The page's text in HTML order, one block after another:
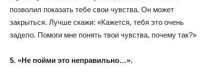
позволил показать тебе свои чувства. Он может
закрыться. Лучше скажи: «Кажется, тебя это очень
задело. Помоги мне понять твои чувства, почему так?»
5. «Не пойми это неправильно…».